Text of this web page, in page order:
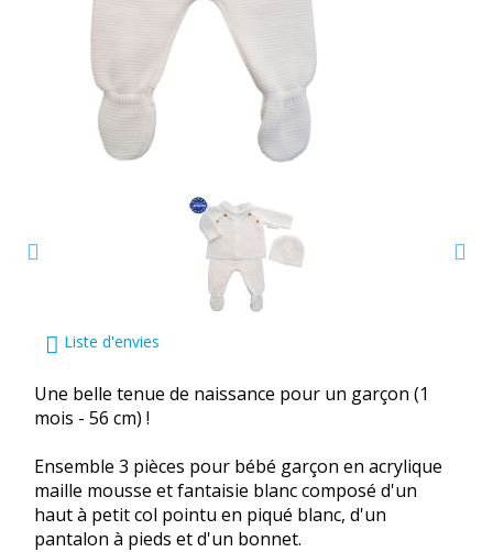
Liste d'envies
Une belle tenue de naissance pour un garçon (1
mois - 56 cm) !
Ensemble 3 pièces pour bébé garçon en acrylique
maille mousse et fantaisie blanc composé d'un
haut à petit col pointu en piqué blanc, d'un
pantalon à pieds et d'un bonnet.